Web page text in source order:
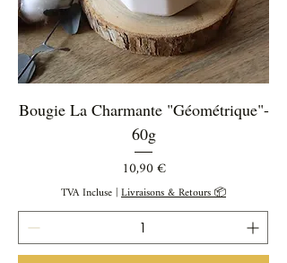
Bougie La Charmante "Géométrique"-
60g
Prix
10,90 €
TVA Incluse|Livraisons & Retours 📦